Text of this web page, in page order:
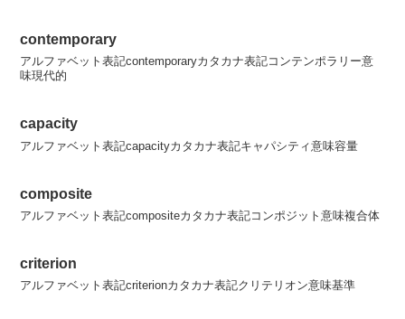
contemporary
アルファベット表記contemporaryカタカナ表記コンテンポラリー意
味現代的
capacity
アルファベット表記capacityカタカナ表記キャパシティ意味容量
composite
アルファベット表記compositeカタカナ表記コンポジット意味複合体
criterion
アルファベット表記criterionカタカナ表記クリテリオン意味基準